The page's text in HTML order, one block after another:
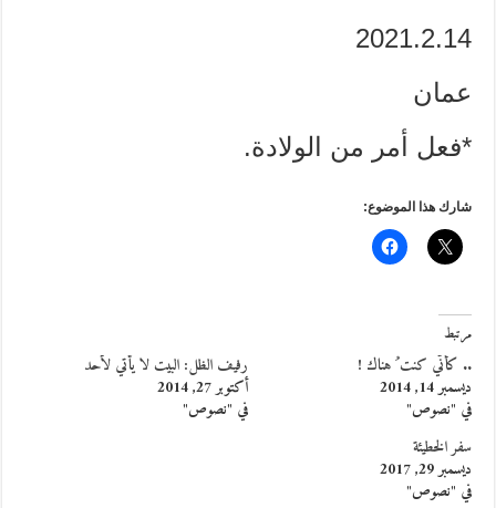
2021.2.14
عمان
*فعل أمر من الولادة.
شارك هذا الموضوع:
مرتبط
.. كأنّي كنت ُ هناك !
ديسمبر 14, 2014
في "نصوص"
رفيف الظل: البيت لا يأتي لأحد
أكتوبر 27, 2014
في "نصوص"
سفر الخطيئة
ديسمبر 29, 2017
في "نصوص"